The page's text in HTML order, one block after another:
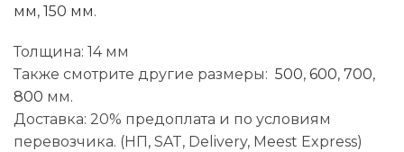
мм, 150 мм.
Толщина: 14 мм
Также смотрите другие размеры: 500, 600, 700,
800 мм.
Доставка: 20% предоплата и по условиям
перевозчика. (НП, SAT, Delivery, Meest Express)